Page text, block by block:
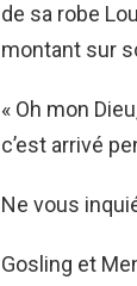
de sa robe
montant sur
« Oh mon
c’est arrivé
Ne vous
Gosling et